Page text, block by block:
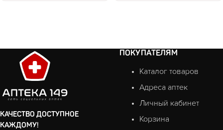
КАЧЕСТВО ДОСТУПНОЕ
КАЖДОМУ!
ПОКУПАТЕЛЯМ
Каталог товаров
Адреса аптек
Личный кабинет
Корзина